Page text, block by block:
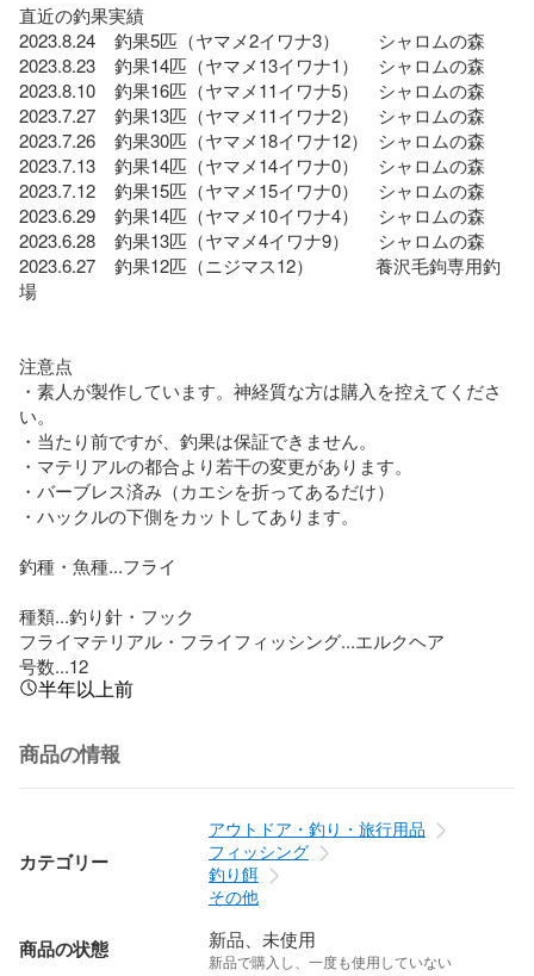
直近の釣果実績
2023.8.24    釣果5匹（ヤマメ2イワナ3）        シャロムの森
2023.8.23    釣果14匹（ヤマメ13イワナ1）    シャロムの森
2023.8.10    釣果16匹（ヤマメ11イワナ5）    シャロムの森
2023.7.27    釣果13匹（ヤマメ11イワナ2）    シャロムの森
2023.7.26    釣果30匹（ヤマメ18イワナ12）  シャロムの森
2023.7.13    釣果14匹（ヤマメ14イワナ0）    シャロムの森
2023.7.12    釣果15匹（ヤマメ15イワナ0）    シャロムの森
2023.6.29    釣果14匹（ヤマメ10イワナ4）    シャロムの森
2023.6.28    釣果13匹（ヤマメ4イワナ9）      シャロムの森
2023.6.27    釣果12匹（ニジマス12）             養沢毛鉤専用釣
場
注意点
・素人が製作しています。神経質な方は購入を控えてくださ
い。
・当たり前ですが、釣果は保証できません。
・マテリアルの都合より若干の変更があります。
・バーブレス済み（カエシを折ってあるだけ）
・ハックルの下側をカットしてあります。
釣種・魚種...フライ
種類...釣り針・フック
フライマテリアル・フライフィッシング...エルクヘア
号数...12
半年以上前
商品の情報
カテゴリー
アウトドア・釣り・旅行用品
フィッシング
釣り餌
その他
商品の状態 新品、未使用
新品で購入し、一度も使用していない